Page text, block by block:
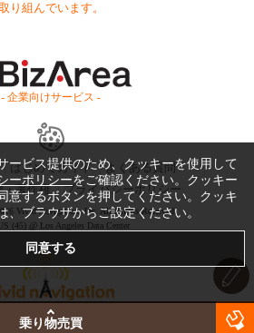
り組んでいます。
- 企業向けサービス -
はじめてガイド
よくある質問
・著作権 プライバシーポリシー
Vivid Navigation, Inc. All Rights Reserved.
(45) @ Los Angeles Data Center
乗り物売買
ービス提供のため、クッキーを使用して
ーポリシーをご確認ください。クッキー
意するボタンを押してください。クッキ
、ブラウザからご設定ください。